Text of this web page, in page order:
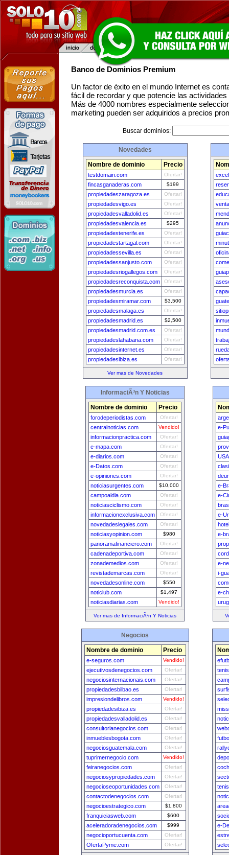
Banco de Dominios Premium
Un factor de éxito en el mundo Internet es
fácil de recordar y que potencie las
Más de 4000 nombres especialmente
marketing pueden ser adquiridos a precios
Buscar dominios:
Novedades
Nombre de dominio Precio
testdomain.com Ofertar!
fincasganaderas.com $199
propiedadeszaragoza.es Ofertar!
propiedadesvigo.es Ofertar!
propiedadesvalladolid.es Ofertar!
propiedadesvalencia.es $295
propiedadestenerife.es Ofertar!
propiedadestartagal.com Ofertar!
propiedadessevilla.es Ofertar!
propiedadessanjusto.com Ofertar!
propiedadesriogallegos.com Ofertar!
propiedadesreconquista.com Ofertar!
propiedadesmurcia.es Ofertar!
propiedadesmiramar.com $3,500
propiedadesmalaga.es Ofertar!
propiedadesmadrid.es $2,500
propiedadesmadrid.com.es Ofertar!
propiedadeslahabana.com Ofertar!
propiedadesinternet.es Ofertar!
propiedadesibiza.es Ofertar!
Ver mas de Novedades
InformaciÃ³n Y Noticias
Nombre de dominio Precio
forodeperiodistas.com Ofertar!
centralnoticias.com Vendido!
informacionpractica.com Ofertar!
e-mapa.com Ofertar!
e-diarios.com Ofertar!
e-Datos.com Ofertar!
e-opiniones.com Ofertar!
noticiasurgentes.com $10,000
campoaldia.com Ofertar!
noticiasciclismo.com Ofertar!
informacionexclusiva.com Ofertar!
novedadeslegales.com Ofertar!
noticiasyopinion.com $980
panoramafinanciero.com Ofertar!
cadenadeportiva.com Ofertar!
zonademedios.com Ofertar!
revistademarcas.com Ofertar!
novedadesonline.com $550
noticlub.com $1,497
noticiasdiarias.com Vendido!
Ver mas de InformaciÃ³n Y Noticias
e-
e-
e-
e-
e-
e-
i-
e-
Negocios
Nombre de dominio Precio
e-seguros.com Vendido!
ejecutivosdenegocios.com Ofertar!
negociosinternacionais.com Ofertar!
propiedadesbilbao.es Ofertar!
impresiondelibros.com Vendido!
propiedadesibiza.es Ofertar!
propiedadesvalladolid.es Ofertar!
consultorianegocios.com Ofertar!
inmueblesbogota.com Ofertar!
negociosguatemala.com Ofertar!
tuprimernegocio.com Vendido!
feiranegocios.com Ofertar!
negociosypropiedades.com Ofertar!
negocioseoportunidades.com Ofertar!
contactodenegocios.com Ofertar!
negocioestrategico.com $1,800
franquiciasweb.com $600
aceleradoradenegocios.com $999
negocioportucuenta.com Ofertar!
OfertaPyme.com Ofertar!
e-